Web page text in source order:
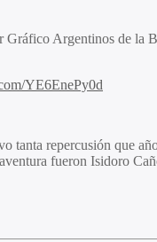
Gráfico Argentinos de
YE6EnePy0d
tanta repercusión que
fueron Isidoro